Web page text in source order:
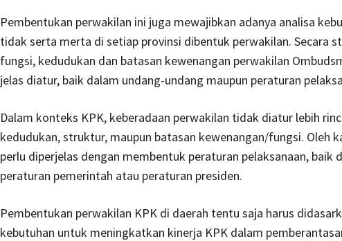
Pembentukan perwakilan ini juga mewajibkan adanya analisa
tidak serta merta di setiap provinsi dibentuk perwakilan. Secara
fungsi, kedudukan dan batasan kewenangan perwakilan
jelas diatur, baik dalam undang-undang maupun peraturan
Dalam konteks KPK, keberadaan perwakilan tidak diatur lebih
kedudukan, struktur, maupun batasan kewenangan/fungsi. Oleh
perlu diperjelas dengan membentuk peraturan pelaksanaan, baik
peraturan pemerintah atau peraturan presiden.
Pembentukan perwakilan KPK di daerah tentu saja harus
kebutuhan untuk meningkatkan kinerja KPK dalam